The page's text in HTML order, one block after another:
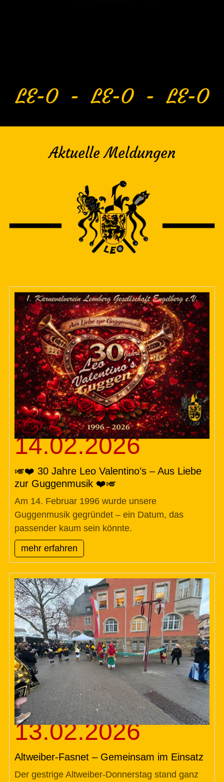
LE-O - LE-O - LE-O
Aktuelle Meldungen
14.02.2026
🎺❤️ 30 Jahre Leo Valentino’s – Aus Liebe
zur Guggenmusik ❤️🎺
Am 14. Februar 1996 wurde unsere
Guggenmusik gegründet – ein Datum, das
passender kaum sein könnte.
mehr erfahren
13.02.2026
Altweiber-Fasnet – Gemeinsam im Einsatz
Der gestrige Altweiber-Donnerstag stand ganz